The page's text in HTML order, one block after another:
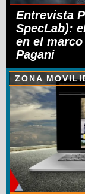
Entrevista
SpecLab):
en el
Pagani
ZONA